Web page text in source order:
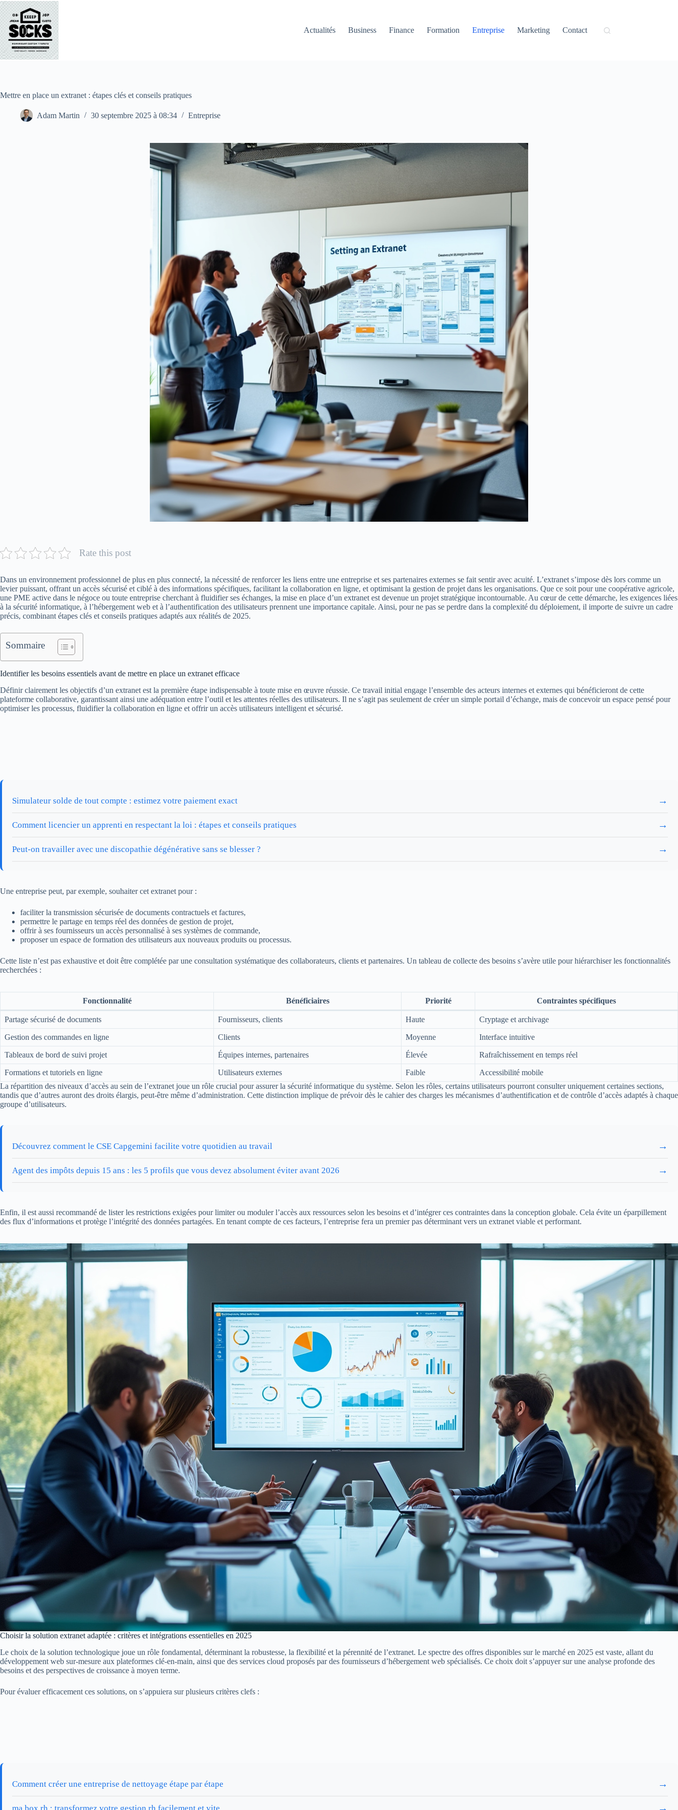
Passer
au
contenu
Actualités
Business Finance Formation Entreprise Marketing Contact
Mettre en place un extranet : étapes clés et conseils pratiques
Adam Martin 30 septembre 2025 à 08:34 Entreprise
Rate this post
Dans un environnement professionnel de plus en plus connecté, la nécessité de renforcer les liens entre une entreprise et ses partenaires externes se fait sentir avec acuité. L’extranet s’impose dès lors comme un
levier puissant, offrant un accès sécurisé et ciblé à des informations spécifiques, facilitant la collaboration en ligne, et optimisant la gestion de projet dans les organisations. Que ce soit pour une coopérative agricole,
une PME active dans le négoce ou toute entreprise cherchant à fluidifier ses échanges, la mise en place d’un extranet est devenue un projet stratégique incontournable. Au cœur de cette démarche, les exigences liées
à la sécurité informatique, à l’hébergement web et à l’authentification des utilisateurs prennent une importance capitale. Ainsi, pour ne pas se perdre dans la complexité du déploiement, il importe de suivre un cadre
précis, combinant étapes clés et conseils pratiques adaptés aux réalités de 2025.
Sommaire
Identifier les besoins essentiels avant de mettre en place un extranet efficace
Définir clairement les objectifs d’un extranet est la première étape indispensable à toute mise en œuvre réussie. Ce travail initial engage l’ensemble des acteurs internes et externes qui bénéficieront de cette
plateforme collaborative, garantissant ainsi une adéquation entre l’outil et les attentes réelles des utilisateurs. Il ne s’agit pas seulement de créer un simple portail d’échange, mais de concevoir un espace pensé pour
optimiser les processus, fluidifier la collaboration en ligne et offrir un accès utilisateurs intelligent et sécurisé.
Simulateur solde de tout compte : estimez votre paiement exact →
Comment licencier un apprenti en respectant la loi : étapes et conseils pratiques →
Peut-on travailler avec une discopathie dégénérative sans se blesser ? →
Une entreprise peut, par exemple, souhaiter cet extranet pour :
faciliter la transmission sécurisée de documents contractuels et factures,
permettre le partage en temps réel des données de gestion de projet,
offrir à ses fournisseurs un accès personnalisé à ses systèmes de commande,
proposer un espace de formation des utilisateurs aux nouveaux produits ou processus.
Cette liste n’est pas exhaustive et doit être complétée par une consultation systématique des collaborateurs, clients et partenaires. Un tableau de collecte des besoins s’avère utile pour hiérarchiser les fonctionnalités
recherchées :
Fonctionnalité Bénéficiaires Priorité Contraintes spécifiques
Partage sécurisé de documents Fournisseurs, clients Haute Cryptage et archivage
Gestion des commandes en ligne Clients Moyenne Interface intuitive
Tableaux de bord de suivi projet Équipes internes, partenaires Élevée Rafraîchissement en temps réel
Formations et tutoriels en ligne Utilisateurs externes Faible
Accessibilité mobile
La répartition des niveaux d’accès au sein de l’extranet joue un rôle crucial pour assurer la sécurité informatique du système. Selon les rôles, certains utilisateurs pourront consulter uniquement certaines sections,
tandis que d’autres auront des droits élargis, peut-être même d’administration. Cette distinction implique de prévoir dès le cahier des charges les mécanismes d’authentification et de contrôle d’accès adaptés à chaque
groupe d’utilisateurs.
Découvrez comment le CSE Capgemini facilite votre quotidien au travail →
Agent des impôts depuis 15 ans : les 5 profils que vous devez absolument éviter avant 2026 →
Enfin, il est aussi recommandé de lister les restrictions exigées pour limiter ou moduler l’accès aux ressources selon les besoins et d’intégrer ces contraintes dans la conception globale. Cela évite un éparpillement
des flux d’informations et protège l’intégrité des données partagées. En tenant compte de ces facteurs, l’entreprise fera un premier pas déterminant vers un extranet viable et performant.
Choisir la solution extranet adaptée : critères et intégrations essentielles en 2025
Le choix de la solution technologique joue un rôle fondamental, déterminant la robustesse, la flexibilité et la pérennité de l’extranet. Le spectre des offres disponibles sur le marché en 2025 est vaste, allant du
développement web sur-mesure aux plateformes clé-en-main, ainsi que des services cloud proposés par des fournisseurs d’hébergement web spécialisés. Ce choix doit s’appuyer sur une analyse profonde des
besoins et des perspectives de croissance à moyen terme.
Pour évaluer efficacement ces solutions, on s’appuiera sur plusieurs critères clefs :
Comment créer une entreprise de nettoyage étape par étape →
ma box rh : transformez votre gestion rh facilement et vite →